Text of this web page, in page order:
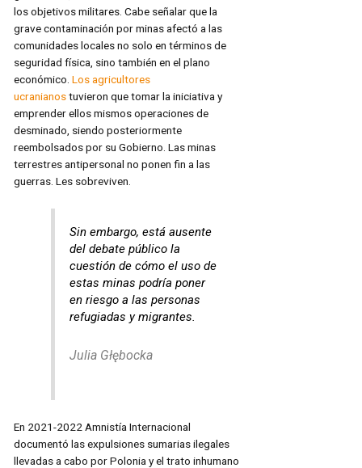
los objetivos militares. Cabe señalar que la
grave contaminación por minas afectó a las
comunidades locales no solo en términos de
seguridad física, sino también en el plano
económico.Los agricultores
ucranianostuvieron que tomar la iniciativa y
emprender ellos mismos operaciones de
desminado, siendo posteriormente
reembolsados por su Gobierno. Las minas
terrestres antipersonal no ponen fin a las
guerras. Les sobreviven.
Sin embargo, está ausente
del debate público la
cuestión de cómo el uso de
estas minas podría poner
en riesgo a las personas
refugiadas y migrantes.
Julia Głębocka
En 2021-2022 Amnistía Internacional
documentó las expulsiones sumarias ilegales
llevadas a cabo por Polonia y el trato inhumano